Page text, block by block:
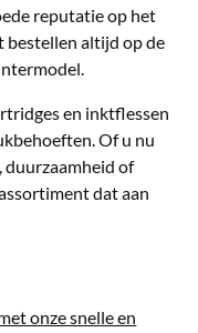
reputatie op het
bestellen altijd op de
en inktflessen
Of u nu
duurzaamheid of
dat aan
onze snelle en